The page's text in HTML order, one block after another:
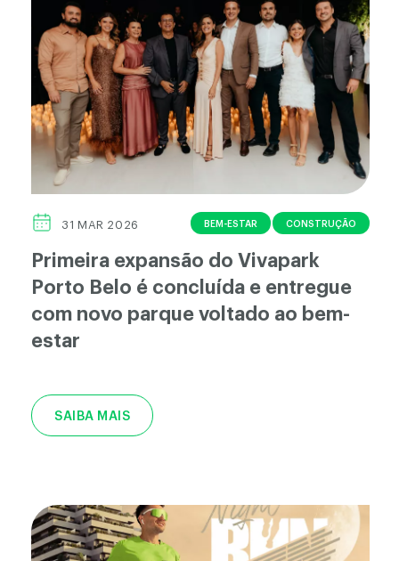
31 MAR 2026 BEM-ESTAR CONSTRUÇÃO
Primeira expansão do Vivapark
Porto Belo é concluída e entregue
com novo parque voltado ao bem-
estar
SAIBA MAIS